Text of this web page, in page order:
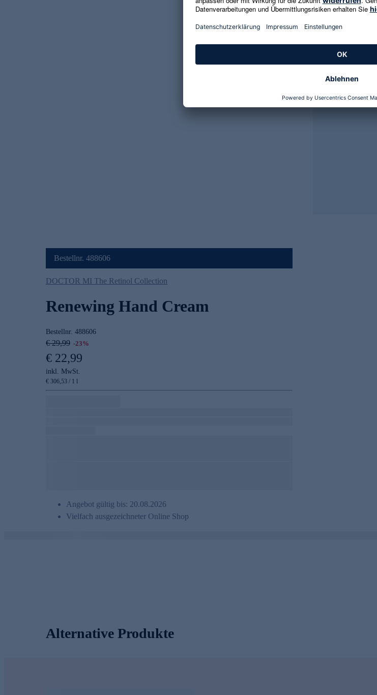
Bestellnr. 488606
DOCTOR MI The Retinol Collection
Renewing Hand Cream
Bestellnr. 488606
€ 29,99 -23%
€ 22,99
inkl. MwSt.
€ 306,53 / 1 l
Angebot gültig bis: 20.08.2026
Vielfach ausgezeichneter Online Shop
Alternative Produkte